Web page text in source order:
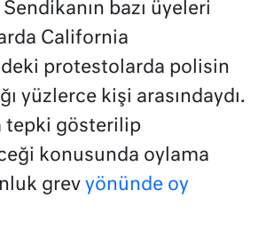
bazı üyeleri
California
protestolarda polisin
yüzlerce kişi arasındaydı.
tepki gösterilip
konusunda oylama
grev yönünde oy